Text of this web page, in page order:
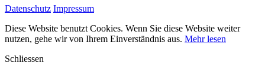
Datenschutz Impressum
Diese Website benutzt Cookies. Wenn Sie diese Website weiter
nutzen, gehe wir von Ihrem Einverständnis aus. Mehr lesen
Schliessen